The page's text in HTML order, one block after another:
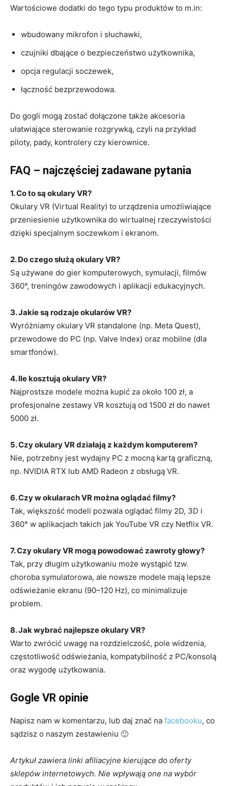
Wartościowe dodatki do tego typu produktów to m.in:
wbudowany mikrofon i słuchawki,
czujniki dbające o bezpieczeństwo użytkownika,
opcja regulacji soczewek,
łączność bezprzewodowa.
Do gogli mogą zostać dołączone także akcesoria
ułatwiające sterowanie rozgrywką, czyli na przykład
piloty, pady, kontrolery czy kierownice.
FAQ – najczęściej zadawane pytania
1. Co to są okulary VR?
Okulary VR (Virtual Reality) to urządzenia umożliwiające
przeniesienie użytkownika do wirtualnej rzeczywistości
dzięki specjalnym soczewkom i ekranom.
2. Do czego służą okulary VR?
Są używane do gier komputerowych, symulacji, filmów
360°, treningów zawodowych i aplikacji edukacyjnych.
3. Jakie są rodzaje okularów VR?
Wyróżniamy okulary VR standalone (np. Meta Quest),
przewodowe do PC (np. Valve Index) oraz mobilne (dla
smartfonów).
4. Ile kosztują okulary VR?
Najprostsze modele można kupić za około 100 zł, a
profesjonalne zestawy VR kosztują od 1500 zł do nawet
5000 zł.
5. Czy okulary VR działają z każdym komputerem?
Nie, potrzebny jest wydajny PC z mocną kartą graficzną,
np. NVIDIA RTX lub AMD Radeon z obsługą VR.
6. Czy w okularach VR można oglądać filmy?
Tak, większość modeli pozwala oglądać filmy 2D, 3D i
360° w aplikacjach takich jak YouTube VR czy Netflix VR.
7. Czy okulary VR mogą powodować zawroty głowy?
Tak, przy długim użytkowaniu może wystąpić tzw.
choroba symulatorowa, ale nowsze modele mają lepsze
odświeżanie ekranu (90–120 Hz), co minimalizuje
problem.
8. Jak wybrać najlepsze okulary VR?
Warto zwrócić uwagę na rozdzielczość, pole widzenia,
częstotliwość odświeżania, kompatybilność z PC/konsolą
oraz wygodę użytkowania.
Gogle VR opinie
Napisz nam w komentarzu, lub daj znać na facebooku, co
sądzisz o naszym zestawieniu 🙂
Artykuł zawiera linki afiliacyjne kierujące do oferty
sklepów internetowych. Nie wpływają one na wybór